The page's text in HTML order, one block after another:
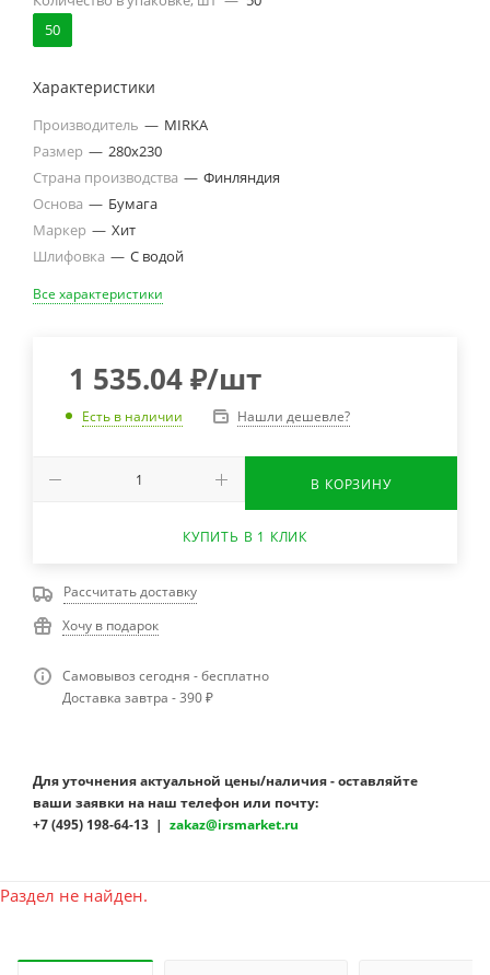
50
Характеристики
Производитель — MIRKA
Размер — 280х230
Страна производства — Финляндия
Основа — Бумага
Маркер — Хит
Шлифовка — С водой
Все характеристики
1 535.04₽/шт
Есть в наличии Нашли дешевле?
В КОРЗИНУ
КУПИТЬ В 1 КЛИК
Рассчитать доставку
Хочу в подарок
Самовывоз сегодня - бесплатно
Доставка завтра - 390 ₽
Для уточнения актуальной цены/наличия - оставляйте
ваши заявки на наш телефон или почту:
+7 (495) 198-64-13 | zakaz@irsmarket.ru
Раздел не найден.